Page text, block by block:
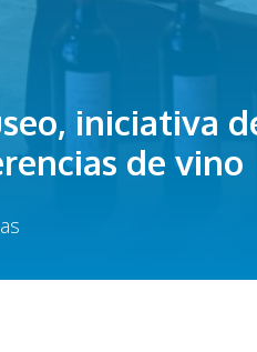
iniciativa
de vino